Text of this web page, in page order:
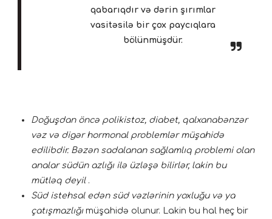
qabarıqdır və dərin şırımlar
vasitəsilə bir çox paycıqlara
bölünmüşdür.
Doğuşdan öncə polikistoz, diabet, qalxanabənzər
vəz və digər hormonal problemlər müşahidə
edilibdir. Bəzən sadalanan sağlamlıq problemi olan
analar südün azlığı ilə üzləşə bilirlər, lakin bu
mütləq deyil.
Süd istehsal edən süd vəzlərinin yoxluğu və ya
çatışmazlığımüşahidə olunur. Lakin bu hal heç bir